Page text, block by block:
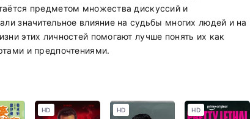
предметом множества дискуссий и
значительное влияние на судьбы многих людей и на
этих личностей помогают лучше понять их как
и предпочтениями.
HD HD HD